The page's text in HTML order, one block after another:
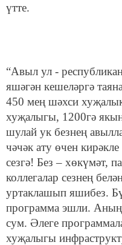
үтте.
“Авыл ул -
яшәгән кешеләргә
450 мең шәхси
хуҗалыгы, 1200гә
шулай ук безнең
чәчәк ату өчен
сезгә! Без – хөкүмәт,
коллегалар сезнең
уртаклашып яшибез.
программа эшли.
сум. Әлеге
хуҗалыгы